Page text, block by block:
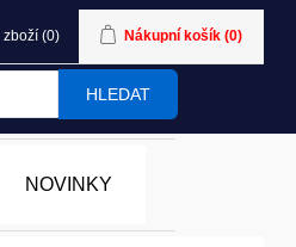
zboží (0) Nákupní košík (0)
HLEDAT
NOVINKY